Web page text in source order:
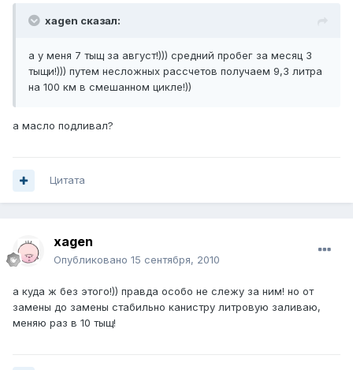
xagen сказал:
а у меня 7 тыщ за август!))) средний пробег за месяц 3
тыщи!))) путем несложных рассчетов получаем 9,3 литра
на 100 км в смешанном цикле!))
а масло подливал?
Цитата
xagen
Опубликовано 15 сентября, 2010
а куда ж без этого!)) правда особо не слежу за ним! но от
замены до замены стабильно канистру литровую заливаю,
меняю раз в 10 тыщ!